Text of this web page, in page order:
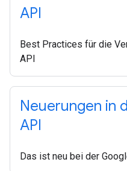
API
Best Practices für die
API
Neuerungen in
API
Das ist neu bei der